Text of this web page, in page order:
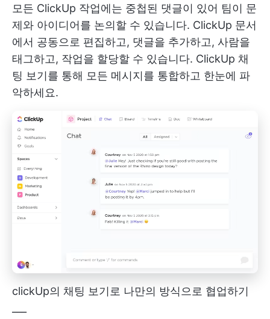
모든 ClickUp 작업에는 중첩된 댓글이 있어 팀이 문
제와 아이디어를 논의할 수 있습니다. ClickUp 문서
에서 공동으로 편집하고, 댓글을 추가하고, 사람을
태그하고, 작업을 할당할 수 있습니다. ClickUp 채
팅 보기를 통해 모든 메시지를 통합하고 한눈에 파
악하세요.
clickUp의 채팅 보기로 나만의 방식으로 협업하기